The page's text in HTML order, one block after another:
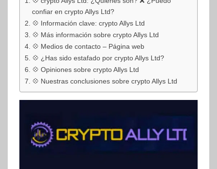
confiar en crypto Allys Ltd?
💠 Información clave: crypto Allys Ltd
💠 Más información sobre crypto Allys Ltd
💠 Medios de contacto – Página web
💠 ¿Has sido estafado por crypto Allys Ltd?
💠 Opiniones sobre crypto Allys Ltd
💠 Nuestras conclusiones sobre crypto Allys Ltd